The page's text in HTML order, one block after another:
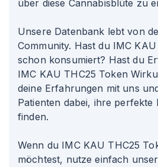
über diese Cannabisblüte zu
Unsere Datenbank lebt von
Community. Hast du IMC
schon konsumiert? Hast du
IMC KAU THC25 Token
deine Erfahrungen mit uns
Patienten dabei, ihre
finden.
Wenn du IMC KAU THC25
möchtest, nutze einfach